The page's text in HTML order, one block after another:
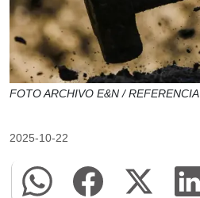
FOTO ARCHIVO E&N / REFERENCIA
2025-10-22